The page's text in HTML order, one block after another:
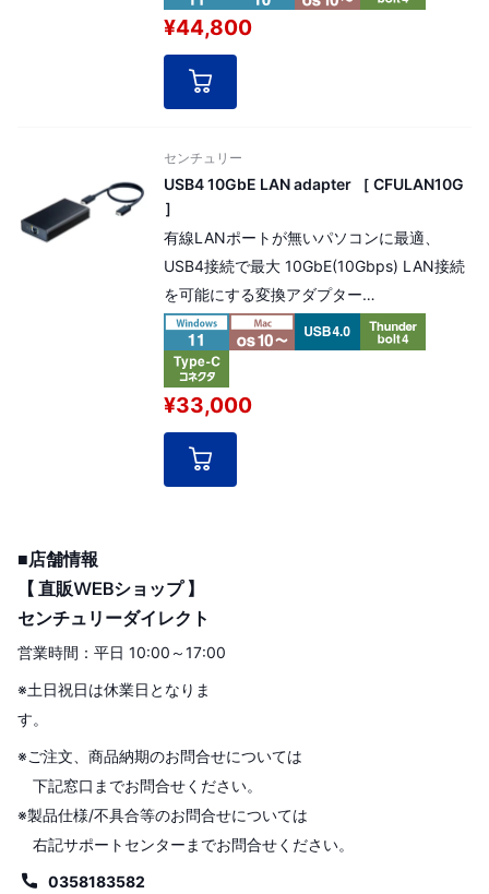
きます
¥44,800
センチュリー
USB4 10GbE LAN adapter ［ CFULAN10G
］
有線LANポートが無いパソコンに最適、
USB4接続で最大 10GbE(10Gbps) LAN接続
を可能にする変換アダプター
※Windows環境ではThunderbolt 3での動作
が保証外となる為、対応アイコンを表示して
おりません
¥33,000
■店舗情報
【 直販WEBショップ 】
センチュリーダイレクト
営業時間：平日 10:00～17:00
※土日祝日は休業日となりま
す。
※ご注文、商品納期のお問合せについては
下記窓口までお問合せください。
※製品仕様/不具合等のお問合せについては
右記サポートセンターまでお問合せください。
0358183582